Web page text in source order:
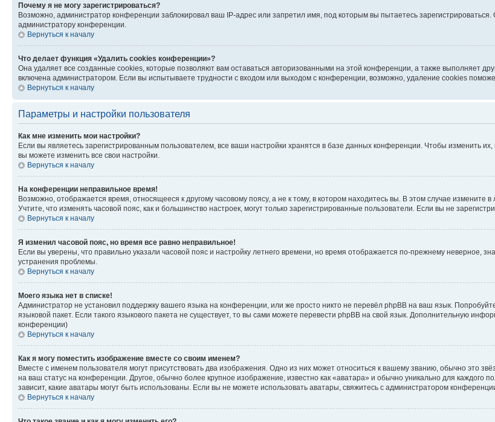
Почему я не могу зарегистрироваться?
Возможно, администратор конференции заблокировал ваш IP-адрес или запретил имя, под которым вы пытаетесь
администратору конференции.
Вернуться к началу
Что делает функция «Удалить cookies конференции»?
Она удаляет все созданные cookies, которые позволяют вам оставаться авторизованными на этой конференции, а также выполняет
включена администратором. Если вы испытываете трудности с входом или выходом с конференции, возможно, удаление cookies
Вернуться к началу
Параметры и настройки пользователя
Как мне изменить мои настройки?
Если вы являетесь зарегистрированным пользователем, все ваши настройки хранятся в базе данных конференции. Чтобы изменить их,
вы можете изменить все свои настройки.
Вернуться к началу
На конференции неправильное время!
Возможно, отображается время, относящееся к другому часовому поясу, а не к тому, в котором находитесь вы. В этом случае измените
Учтите, что изменять часовой пояс, как и большинство настроек, могут только зарегистрированные пользователи. Если вы не
Вернуться к началу
Я изменил часовой пояс, но время все равно неправильное!
Если вы уверены, что правильно указали часовой пояс и настройку летнего времени, но время отображается по-прежнему неверное,
устранения проблемы.
Вернуться к началу
Моего языка нет в списке!
Администратор не установил поддержку вашего языка на конференции, или же просто никто не перевёл phpBB на ваш язык.
языковой пакет. Если такого языкового пакета не существует, то вы сами можете перевести phpBB на свой язык. Дополнительную
конференции)
Вернуться к началу
Как я могу поместить изображение вместе со своим именем?
Вместе с именем пользователя могут присутствовать два изображения. Одно из них может относиться к вашему званию, обычно это
на ваш статус на конференции. Другое, обычно более крупное изображение, известно как «аватара» и обычно уникально для каждого
зависит, какие аватары могут быть использованы. Если вы не можете использовать аватары, свяжитесь с администратором
Вернуться к началу